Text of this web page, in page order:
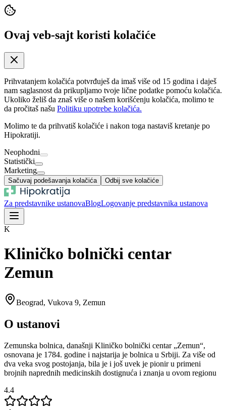
Ovaj veb-sajt koristi kolačiće
Prihvatanjem kolačića potvrđuješ da imaš više od 15 godina i daješ
nam saglasnost da prikupljamo tvoje lične podatke pomoću kolačića.
Ukoliko želiš da znaš više o našem korišćenju kolačića, molimo te
da pročitaš našu Politiku upotrebe kolačića.
Molimo te da prihvatiš kolačiće i nakon toga nastaviš kretanje po
Hipokratiji.
Neophodni
Statistički
Marketing
Sačuvaj podešavanja kolačića Odbij sve kolačiće
Za predstavnike ustanovaBlogLogovanje predstavnika ustanova
K
Kliničko bolnički centar
Zemun
Beograd, Vukova 9, Zemun
O ustanovi
Zemunska bolnica, današnji Kliničko bolnički centar „Zemun“,
osnovana je 1784. godine i najstarija je bolnica u Srbiji. Za više od
dva veka svog postojanja, bila je i još uvek je pionir u primeni
brojnih naprednih medicinskih dostignuća i znanja u ovom regionu
4.4